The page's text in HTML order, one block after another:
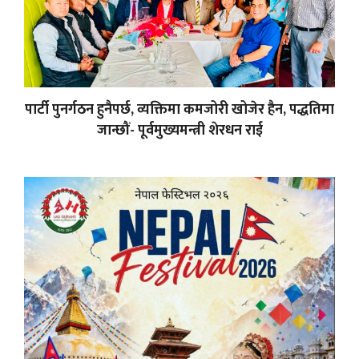
पार्टी पुनर्गठन हुनैपर्छ, व्यक्तिमा कमजोरी खोजेर हैन, पद्धतिमा
जान्छौं- पूर्वमुख्यमन्त्री शेरधन राई